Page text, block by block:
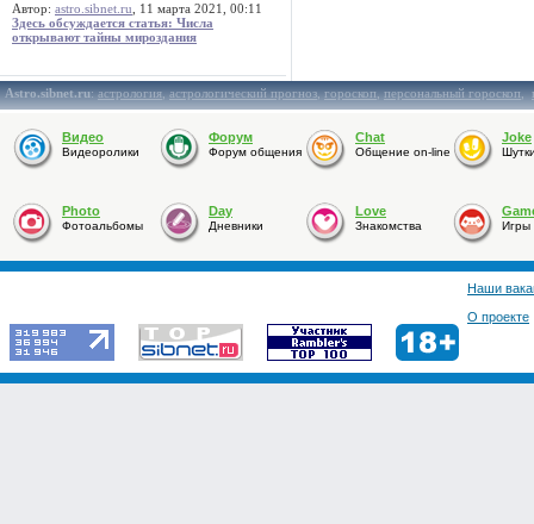
Автор: astro.sibnet.ru , 11 марта 2021, 00:11
Здесь обсуждается статья: Числа
открывают тайны мироздания
Astro.sibnet.ru:астрология,астрологический прогноз,гороскоп,персональный гороскоп,
Видео
Видеоролики
Форум
Форум общения
Chat
Общение on-line
Joke
Photo
Фотоальбомы
Day
Дневники
Love
Знакомства Игры
Наши
О проекте